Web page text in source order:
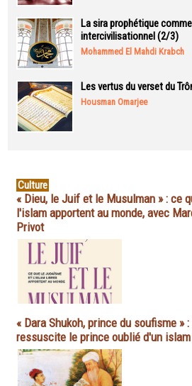
La sira prophétique
intercivilisationnel (2/3)
Mohammed El Mahdi Krabch
Les vertus du verset du
Housman Omarjee
Culture
« Dieu, le Juif et le Musulman » : ce
l'islam apportent au monde, avec
Privot
« Dara Shukoh, prince du soufisme »
ressuscite le prince oublié d'un